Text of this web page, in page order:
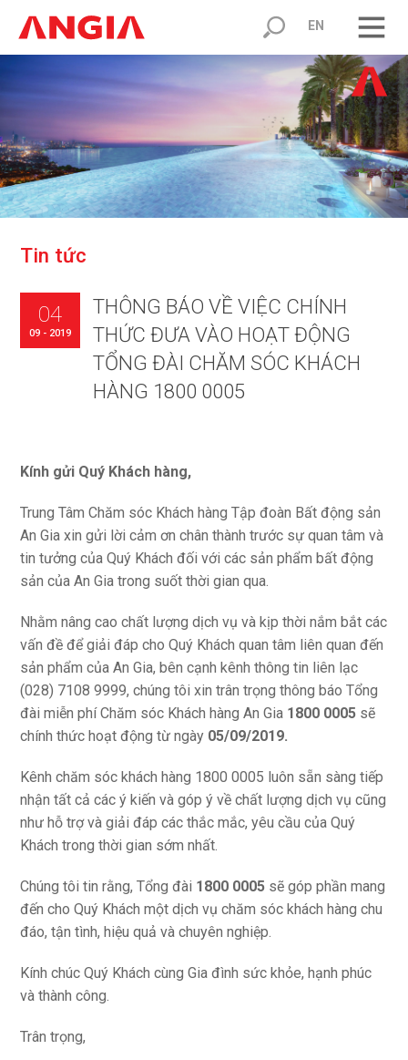
EN
Tin tức
THÔNG BÁO VỀ VIỆC CHÍNH
THỨC ĐƯA VÀO HOẠT ĐỘNG
TỔNG ĐÀI CHĂM SÓC KHÁCH
HÀNG 1800 0005
04
09 - 2019
Kính gửi Quý Khách hàng,
Trung Tâm Chăm sóc Khách hàng Tập đoàn Bất động sản
An Gia xin gửi lời cảm ơn chân thành trước sự quan tâm và
tin tưởng của Quý Khách đối với các sản phẩm bất động
sản của An Gia trong suốt thời gian qua.
Nhằm nâng cao chất lượng dịch vụ và kịp thời nắm bắt các
vấn đề để giải đáp cho Quý Khách quan tâm liên quan đến
sản phẩm của An Gia, bên cạnh kênh thông tin liên lạc
(028) 7108 9999, chúng tôi xin trân trọng thông báo Tổng
đài miễn phí Chăm sóc Khách hàng An Gia 1800 0005 sẽ
chính thức hoạt động từ ngày 05/09/2019.
Kênh chăm sóc khách hàng 1800 0005 luôn sẵn sàng tiếp
nhận tất cả các ý kiến và góp ý về chất lượng dịch vụ cũng
như hỗ trợ và giải đáp các thắc mắc, yêu cầu của Quý
Khách trong thời gian sớm nhất.
Chúng tôi tin rằng, Tổng đài 1800 0005 sẽ góp phần mang
đến cho Quý Khách một dịch vụ chăm sóc khách hàng chu
đáo, tận tình, hiệu quả và chuyên nghiệp.
Kính chúc Quý Khách cùng Gia đình sức khỏe, hạnh phúc
và thành công.
Trân trọng,